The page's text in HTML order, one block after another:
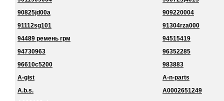
90825jd00a
909220004
91112sg101
91304rza000
94489 ремень грм
94515419
94730963
96352285
96610c5200
983883
A-gist
A-n-parts
A.b.s.
A0002651249